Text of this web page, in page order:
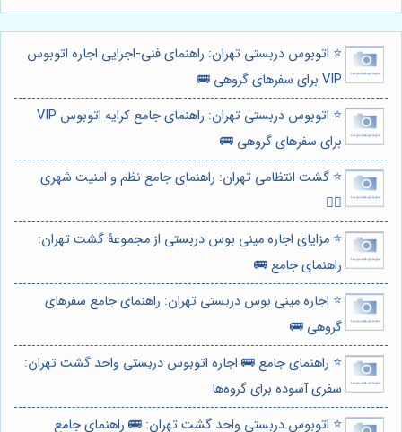
⭐️ اتوبوس دربستی تهران: راهنمای فنی-اجرایی اجاره اتوبوس
VIP برای سفرهای گروهی 🚌
⭐️ اتوبوس دربستی تهران: راهنمای جامع کرایه اتوبوس VIP
برای سفرهای گروهی 🚌
⭐️ گشت انتظامی تهران: راهنمای جامع نظم و امنیت شهری
👮‍♂️
⭐️ مزایای اجاره مینی بوس دربستی از مجموعۀ گشت تهران:
راهنمای جامع 🚌
⭐️ اجاره مینی بوس دربستی تهران: راهنمای جامع سفرهای
گروهی 🚌
⭐️ راهنمای جامع 🚌 اجاره اتوبوس دربستی واحد گشت تهران:
سفری آسوده برای گروه‌ها
⭐️ اتوبوس دربستی واحد گشت تهران: 🚌 راهنمای جامع